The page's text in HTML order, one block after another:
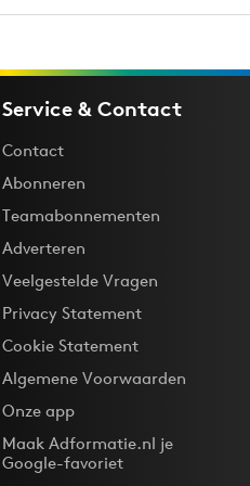
Service & Contact
Contact
Abonneren
Teamabonnementen
Adverteren
Veelgestelde Vragen
Privacy Statement
Cookie Statement
Algemene Voorwaarden
Onze app
Maak Adformatie.nl je
Google-favoriet